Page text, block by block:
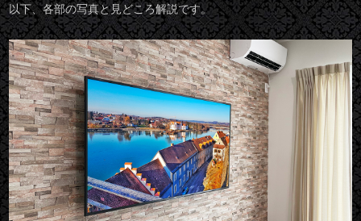
以下、各部の写真と見どころ解説です。